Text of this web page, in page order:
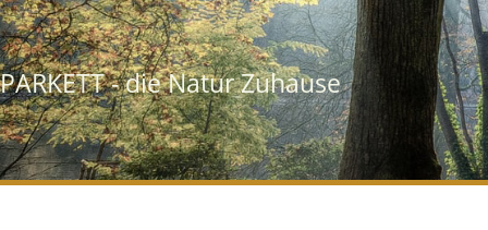
PARKETT - die Natur Zuhause